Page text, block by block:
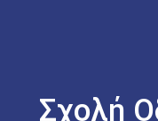
Σχολή